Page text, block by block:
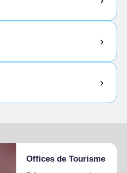
laisse
Offices de Tourisme